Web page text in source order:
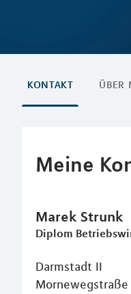
KONTAKT ÜBER
Meine
Marek Strunk
Diplom
Darmstadt II
Mornewegstraße